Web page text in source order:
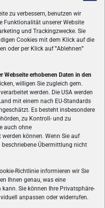
zu verbessern, benutzen wir
Funktionalität unserer Website
und Trackingzwecke. Sie
Cookies mit dem Klick auf die
oder per Klick auf"Ablehnen"
Webseite erhobenen Daten in den
willigen Sie zugleich gem.
werden. Die USA werden
mit einem nach EU-Standards
Es besteht insbesondere
zu Kontroll- und zu
auch ohne
können. Wenn Sie auf
beschriebene Übermittlung nicht
Richtlinie informieren wir Sie
Ihnen genau, was eine
Sie können Ihre Privatsphäre-
anpassen oder widerrufen.
ist das älteste Online-
täglich aktuelle News,
Konsolenspielen, Gaming-
des e-Sport's.
UNS